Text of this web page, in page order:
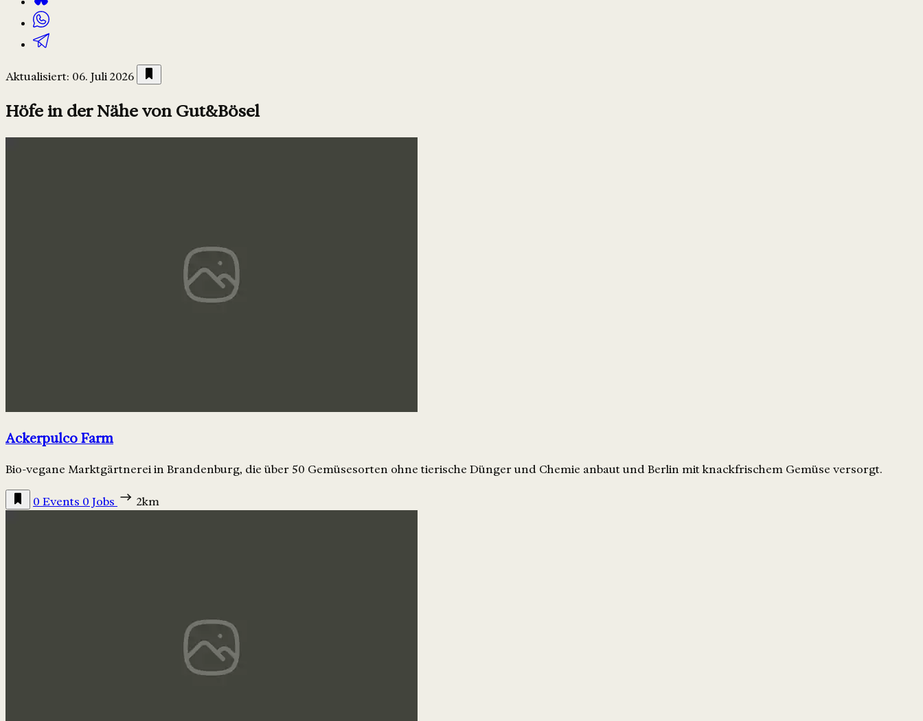
Aktualisiert: 06. Juli 2026
Höfe in der Nähe von Gut&Bösel
Ackerpulco Farm
Bio-vegane Marktgärtnerei in Brandenburg, die über 50 Gemüsesorten ohne tierische Dünger und Chemie anbaut und Berlin mit knackfrischem Gemüse versorgt.
0 Events 0 Jobs 2km